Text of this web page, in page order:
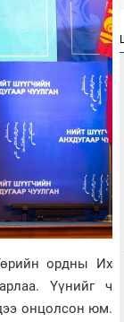
ордны Их
Үүнийг ч
онцолсон юм.